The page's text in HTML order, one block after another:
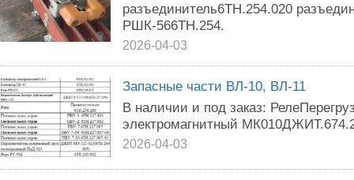
разъединитель6ТН.254.020
РШК-566ТН.254.
2026-04-03
Запасные части ВЛ-10, ВЛ-11
В наличии и под заказ:
электромагнитный
2026-04-03